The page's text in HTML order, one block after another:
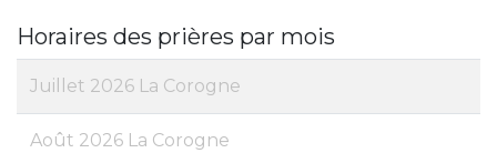
Horaires des prières par mois
Juillet 2026 La Corogne
Août 2026 La Corogne